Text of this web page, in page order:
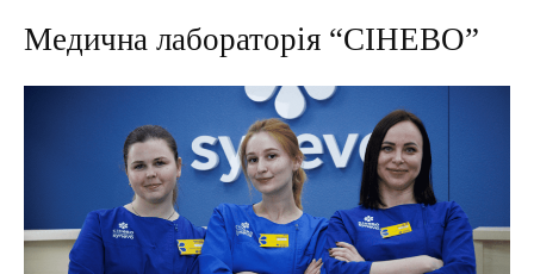
Медична лабораторія “СІНЕВО”